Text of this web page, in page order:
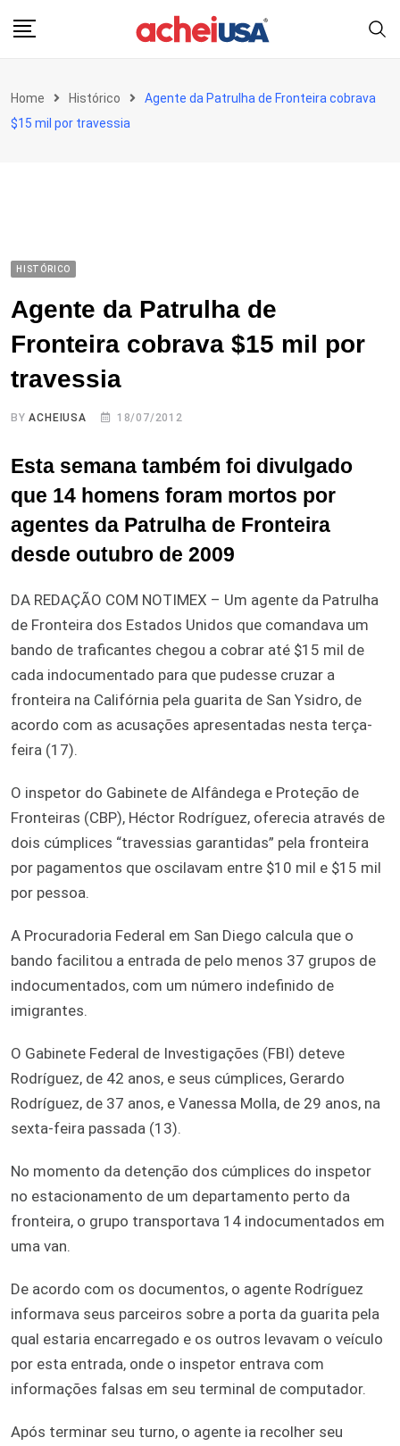
Home Histórico
Agente da Patrulha de Fronteira cobrava
$15 mil por travessia
HISTÓRICO
Agente da Patrulha de
Fronteira cobrava $15 mil por
travessia
BYACHEIUSA 18/07/2012
Esta semana também foi divulgado
que 14 homens foram mortos por
agentes da Patrulha de Fronteira
desde outubro de 2009
DA REDAÇÃO COM NOTIMEX – Um agente da Patrulha
de Fronteira dos Estados Unidos que comandava um
bando de traficantes chegou a cobrar até $15 mil de
cada indocumentado para que pudesse cruzar a
fronteira na Califórnia pela guarita de San Ysidro, de
acordo com as acusações apresentadas nesta terça-
feira (17).
O inspetor do Gabinete de Alfândega e Proteção de
Fronteiras (CBP), Héctor Rodríguez, oferecia através de
dois cúmplices “travessias garantidas” pela fronteira
por pagamentos que oscilavam entre $10 mil e $15 mil
por pessoa.
A Procuradoria Federal em San Diego calcula que o
bando facilitou a entrada de pelo menos 37 grupos de
indocumentados, com um número indefinido de
imigrantes.
O Gabinete Federal de Investigações (FBI) deteve
Rodríguez, de 42 anos, e seus cúmplices, Gerardo
Rodríguez, de 37 anos, e Vanessa Molla, de 29 anos, na
sexta-feira passada (13).
No momento da detenção dos cúmplices do inspetor
no estacionamento de um departamento perto da
fronteira, o grupo transportava 14 indocumentados em
uma van.
De acordo com os documentos, o agente Rodríguez
informava seus parceiros sobre a porta da guarita pela
qual estaria encarregado e os outros levavam o veículo
por esta entrada, onde o inspetor entrava com
informações falsas em seu terminal de computador.
Após terminar seu turno, o agente ia recolher seu